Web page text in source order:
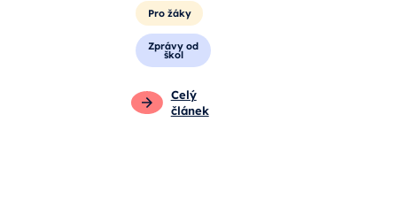
Pro žáky
Zprávy od
škol
Celý
článek